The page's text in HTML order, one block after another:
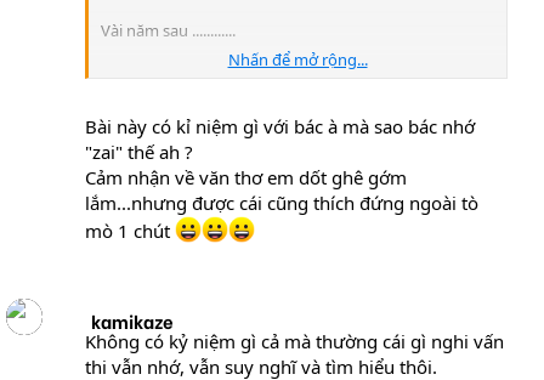
Vài năm sau ............
Tạm thời xin dừng ở đây. Và trên diễn đàn này ai quan
xin cho ý kiến rồi sẽ cùng thảo luận tiếp nhé
Nhấn để mở rộng...
Bài này có kỉ niệm gì với bác à mà sao bác nhớ
"zai" thế ah ?
Cảm nhận về văn thơ em dốt ghê gớm
lắm...nhưng được cái cũng thích đứng ngoài tò
mò 1 chút
kamikaze
Không có kỷ niệm gì cả mà thường cái gì nghi vấn
thi vẫn nhớ, vẫn suy nghĩ và tìm hiểu thôi.